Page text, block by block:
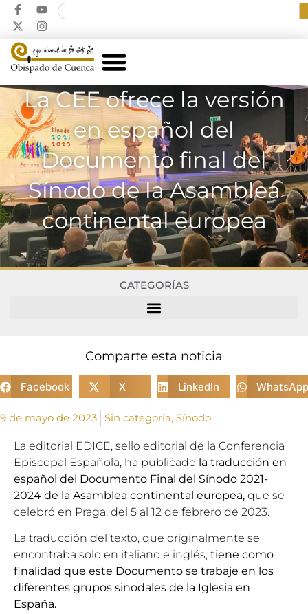
La CEE ofrece la versión
en español del
Documento final del
Sínodo de la Asamblea
continental europea
CATEGORÍAS
Comparte esta noticia
Facebook X LinkedIn WhatsApp
9 de mayo de 2023 Sin categoría, Sínodo
La editorial EDICE, sello editorial de la Conferencia
Episcopal Española, ha publicado la traducción en
español del Documento Final del Sínodo 2021-
2024 de la Asamblea continental europea, que se
celebró en Praga, del 5 al 12 de febrero de 2023.
La traducción del texto, que originalmente se
encontraba solo en italiano e inglés, tiene como
finalidad que este Documento se trabaje en los
diferentes grupos sinodales de la Iglesia en
España.